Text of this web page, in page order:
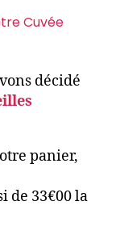
Cuvée
décidé
panier,
de 33€00 la